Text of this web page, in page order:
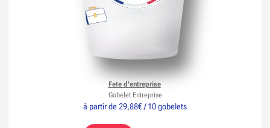
à partir de 29,88€ / 10 gobelets
Fete d'entreprise
Gobelet Entreprise